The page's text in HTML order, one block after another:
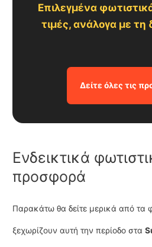
Επιλεγμένα
τιμές, ανάλογα με τη
Δείτε όλες τις
Ενδεικτικά
προσφορά
Παρακάτω θα δείτε μερικά από τα
ξεχωρίζουν αυτή την περίοδο στα